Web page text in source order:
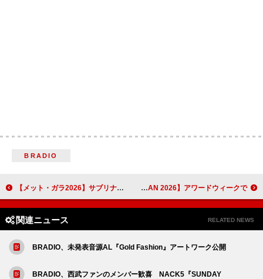
BRADIO
【メット・ガラ2026】サブリナ・カーペンター、スティーヴィー・ニックスとの共演を振り返る「たくさんのものが癒やされた！」 新しい学校のリーダーズ／Awich／羊文学／LANAによるスペシャルライブ開催、【MUSIC AWARDS JAPAN 2026】アワードウィークで
関連ニュース RELATED NEWS
BRADIO、未発表音源AL『Gold Fashion』アートワーク公開
BRADIO、西武ファンのメンバー歓喜 NACK5『SUNDAY